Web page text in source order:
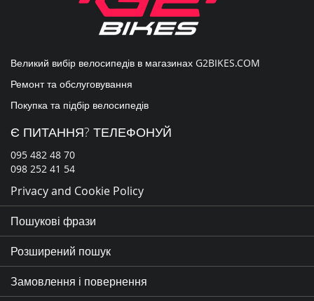
Великий вибір велосипедів в магазинах G2BIKES.COM
Ремонт та обслуговування
Покупка та підбір велосипедів
Є ПИТАННЯ? ТЕЛЕФОНУЙ
095 482 48 70
098 252 41 54
Privacy and Cookie Policy
Пошукові фрази
Розширений пошук
Замовлення і повернення